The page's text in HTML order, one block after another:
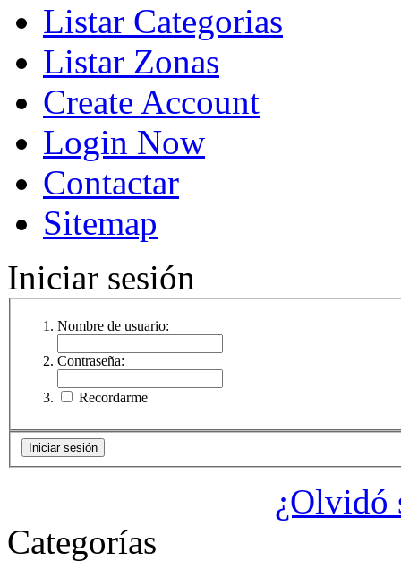
Listar Categorias
Listar Zonas
Create Account
Login Now
Contactar
Sitemap
Iniciar sesión
Nombre de usuario:
Contraseña:
Recordarme
¿Olvidó
Categorías